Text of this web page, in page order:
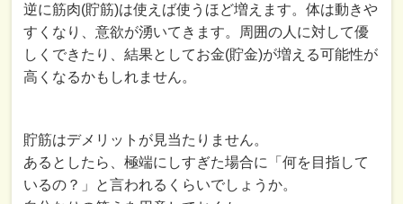
逆に筋肉(貯筋)は使えば使うほど増えます。体は動きや
すくなり、意欲が湧いてきます。周囲の人に対して優
しくできたり、結果としてお金(貯金)が増える可能性が
高くなるかもしれません。
貯筋はデメリットが見当たりません。
あるとしたら、極端にしすぎた場合に「何を目指して
いるの？」と言われるくらいでしょうか。